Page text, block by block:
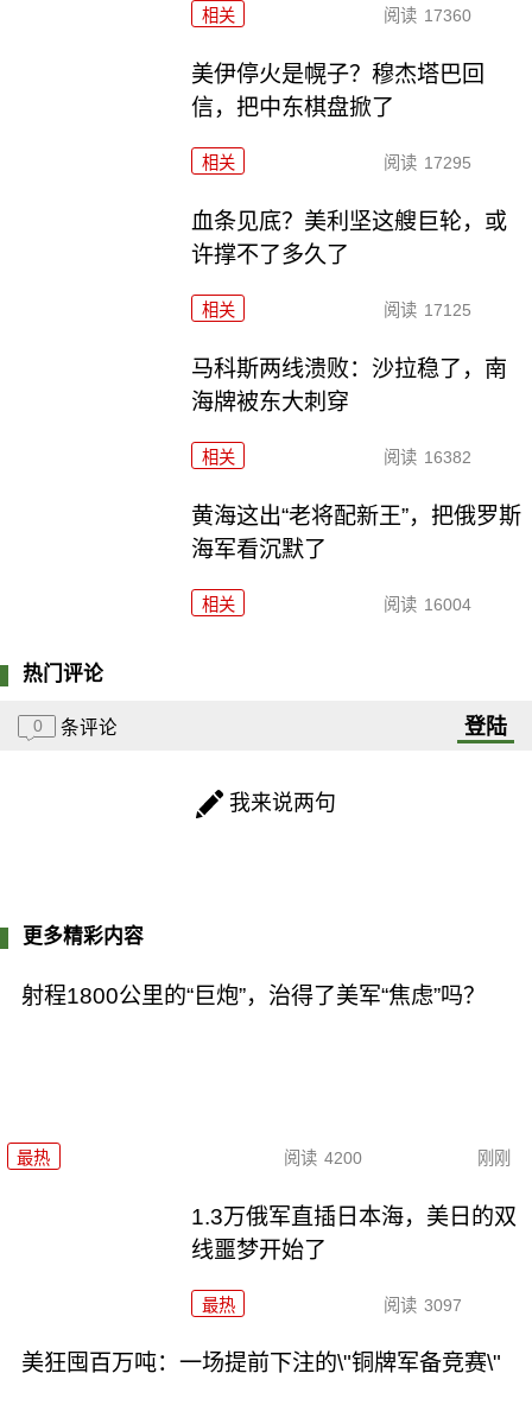
相关 阅读 17360
美伊停火是幌子？穆杰塔巴回
信，把中东棋盘掀了
相关 阅读 17295
血条见底？美利坚这艘巨轮，或
许撑不了多久了
相关 阅读 17125
马科斯两线溃败：沙拉稳了，南
海牌被东大刺穿
相关 阅读 16382
黄海这出“老将配新王”，把俄罗斯
海军看沉默了
相关 阅读 16004
热门评论
0 条评论 登陆
我来说两句
更多精彩内容
射程1800公里的“巨炮”，治得了美军“焦虑”吗？
最热 阅读 4200 刚刚
1.3万俄军直插日本海，美日的双
线噩梦开始了
最热 阅读 3097
美狂囤百万吨：一场提前下注的\"铜牌军备竞赛\"